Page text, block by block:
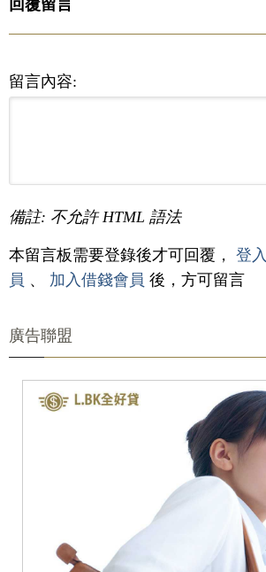
回覆留言
留言內容:
備註: 不允許 HTML 語法
本留言板需要登錄後才可回覆， 登入
員 、 加入借錢會員 後，方可留言
廣告聯盟